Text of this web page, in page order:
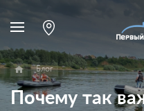
Блог
Почему так